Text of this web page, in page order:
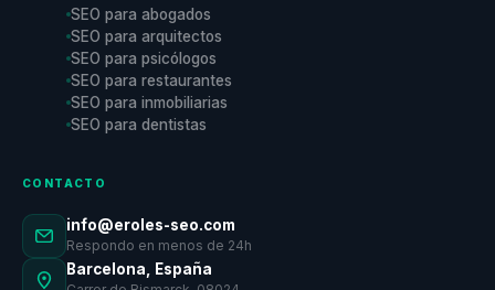
SEO para abogados
SEO para arquitectos
SEO para psicólogos
SEO para restaurantes
SEO para inmobiliarias
SEO para dentistas
CONTACTO
info@eroles-seo.com
Respondo en menos de 24h
Barcelona, España